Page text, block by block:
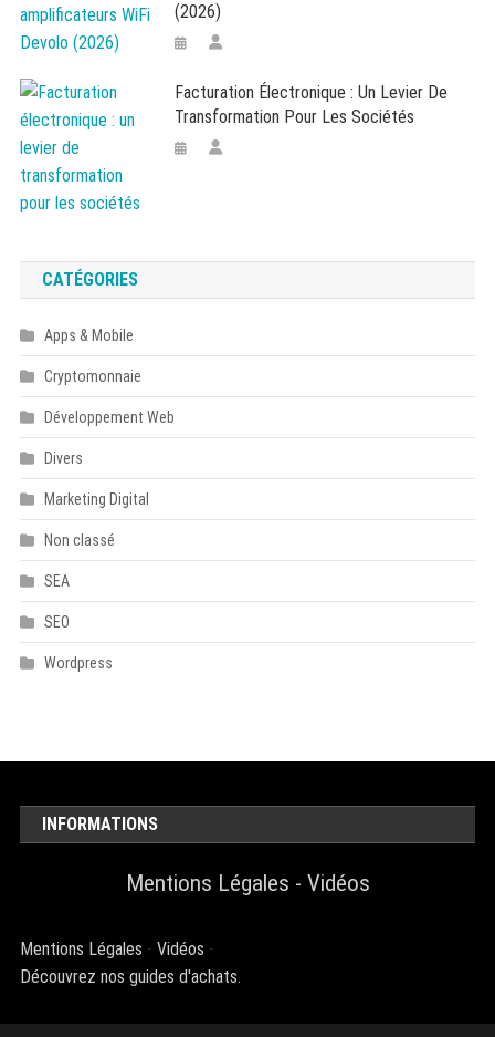
(2026)
Facturation Électronique : Un Levier De
Transformation Pour Les Sociétés
CATÉGORIES
Apps & Mobile
Cryptomonnaie
Développement Web
Divers
Marketing Digital
Non classé
SEA
SEO
Wordpress
INFORMATIONS
Mentions Légales - Vidéos
Mentions Légales -Vidéos -
Découvrez nos guides d'achats.